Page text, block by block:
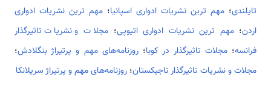
تایلندی؛ مهم ترین نشریات ادواری اسپانیا؛ مهم ترین نشریات ادواری
اردن؛مهم ترین نشریات ادواری اتیوپی؛ مجلات و نشریات تاثیرگذار
فرانسه؛مجلات تاثیرگذار در کوبا؛روزنامه‌های مهم و پرتیراژ بنگلادش؛
مجلات و نشریات تاثیرگذار تاجیکستان؛ روزنامه‌های مهم و پرتیراژ سریلانکا